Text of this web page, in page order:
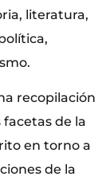
literatura,
recopilación
de la
en torno a
de la